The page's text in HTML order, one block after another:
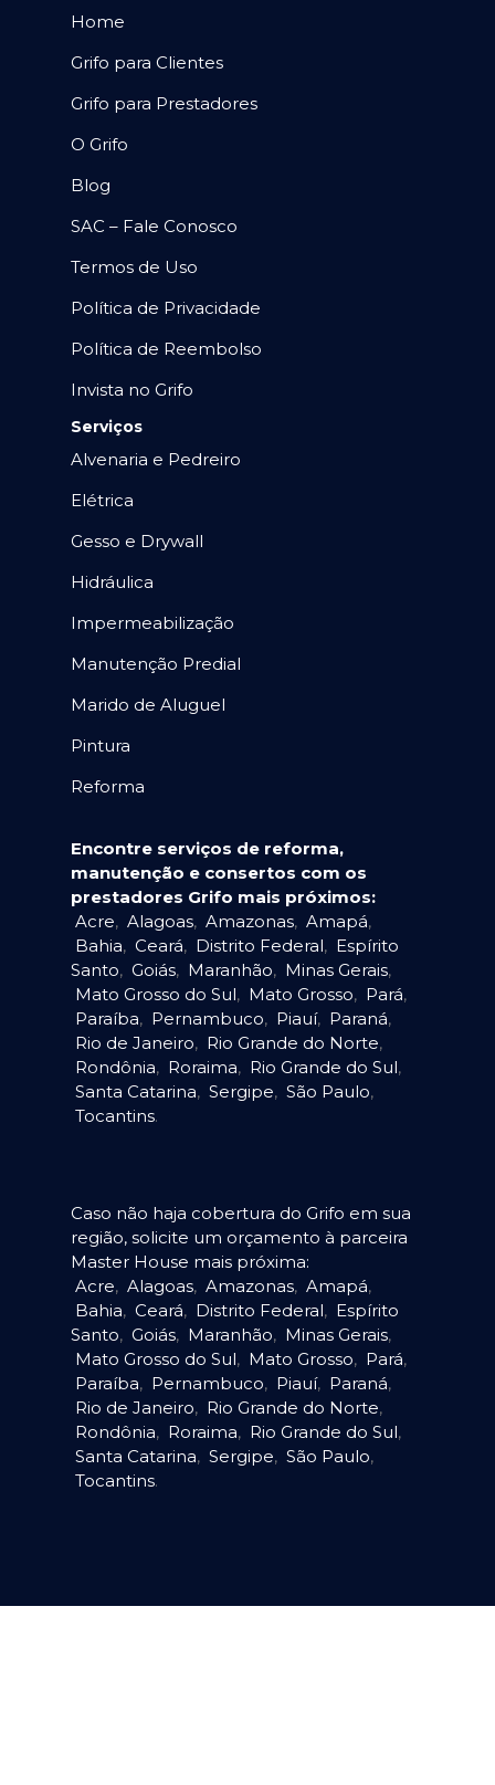
Home
Grifo para Clientes
Grifo para Prestadores
O Grifo
Blog
SAC – Fale Conosco
Termos de Uso
Política de Privacidade
Política de Reembolso
Invista no Grifo
Serviços
Alvenaria e Pedreiro
Elétrica
Gesso e Drywall
Hidráulica
Impermeabilização
Manutenção Predial
Marido de Aluguel
Pintura
Reforma
Encontre serviços de reforma,
manutenção e consertos com os
prestadores Grifo mais próximos:
Acre, Alagoas, Amazonas, Amapá,
Bahia, Ceará, Distrito Federal, Espírito
Santo, Goiás, Maranhão, Minas Gerais,
Mato Grosso do Sul, Mato Grosso, Pará,
Paraíba, Pernambuco, Piauí, Paraná,
Rio de Janeiro, Rio Grande do Norte,
Rondônia, Roraima, Rio Grande do Sul,
Santa Catarina, Sergipe, São Paulo,
Tocantins.
Caso não haja cobertura do Grifo em sua
região, solicite um orçamento à parceira
Master House mais próxima:
Acre, Alagoas, Amazonas, Amapá,
Bahia, Ceará, Distrito Federal, Espírito
Santo, Goiás, Maranhão, Minas Gerais,
Mato Grosso do Sul, Mato Grosso, Pará,
Paraíba, Pernambuco, Piauí, Paraná,
Rio de Janeiro, Rio Grande do Norte,
Rondônia, Roraima, Rio Grande do Sul,
Santa Catarina, Sergipe, São Paulo,
Tocantins.